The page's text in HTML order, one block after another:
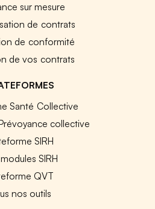
sur mesure
de contrats
de conformité
de vos contrats
Santé Collective
collective
SIRH
SIRH
QVT
nos outils